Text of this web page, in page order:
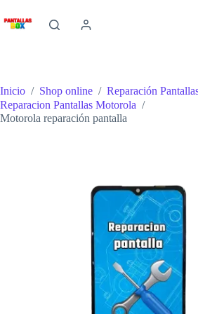
al
contenido
Inicio / Shop online / Reparación
Reparacion Pantallas Motorola /
Motorola reparación pantalla